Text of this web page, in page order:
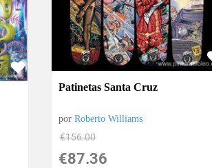
Patinetas Santa Cruz
porRoberto Williams
€156.00
€87.36